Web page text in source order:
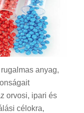
anyag,
orvosi, ipari és
célokra,